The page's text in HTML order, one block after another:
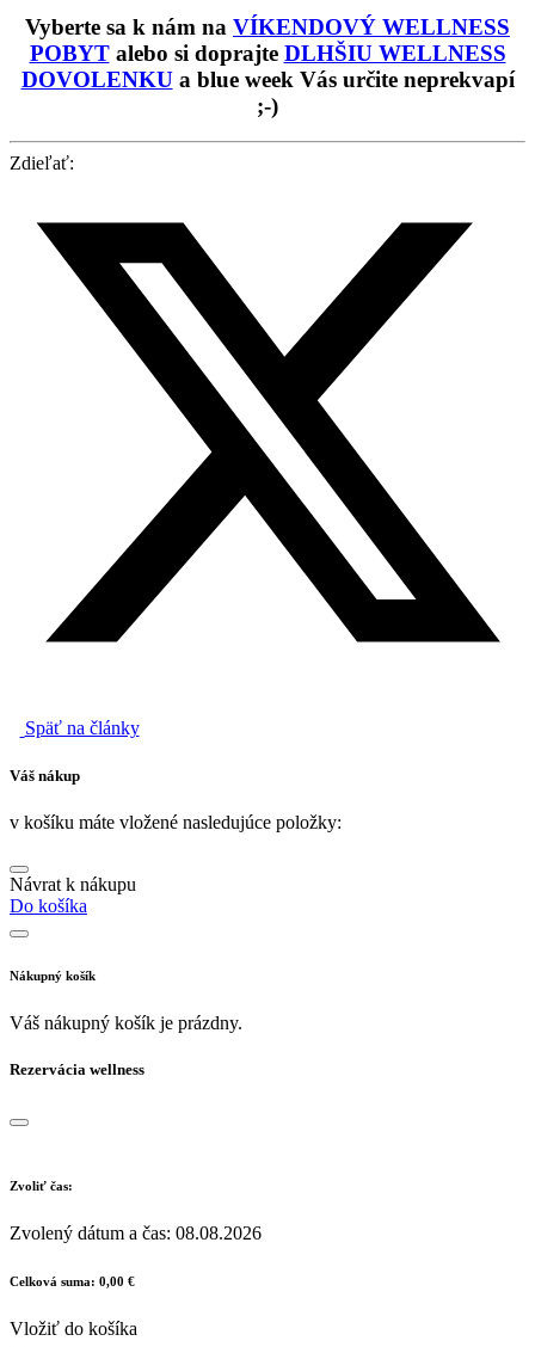
Vyberte sa k nám na VÍKENDOVÝ WELLNESS
POBYTalebo si doprajte DLHŠIU WELLNESS
DOVOLENKUa blue week Vás určite neprekvapí
;-)
Zdieľať:
Späť na články
Váš nákup
v košíku máte vložené nasledujúce položky:
Návrat k nákupu
Do košíka
Nákupný košík
Váš nákupný košík je prázdny.
Rezervácia wellness
Zvoliť čas:
Zvolený dátum a čas: 08.08.2026
Celková suma: 0,00 €
Vložiť do košíka